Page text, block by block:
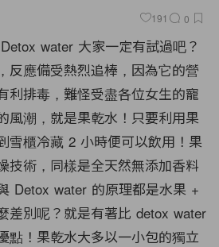
191 0
water 大家一定有試過吧？
反應備受熱烈追棒，因為它的營
利排毒，難怪受盡各位女生的寵
風潮，就是果乾水！只要利用果
雪櫃冷藏 2 小時便可以飲用！果
技術，同樣是全天然無添加香料
Detox water 的原理都是水果 +
差別呢？就是有著比 detox water
點！果乾水大多以一小包的獨立